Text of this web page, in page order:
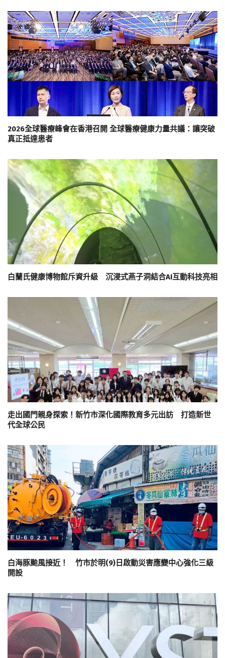
2026全球醫療峰會在香港召開 全球醫療健康力量共議：讓突破
真正抵達患者
白蘭氏健康博物館斥資升級 沉浸式燕子洞結合AI互動科技亮相
走出國門親身探索！新竹市深化國際教育多元出訪 打造新世
代全球公民
白海豚颱風接近！ 竹市於明(9)日啟動災害應變中心強化三級
開設